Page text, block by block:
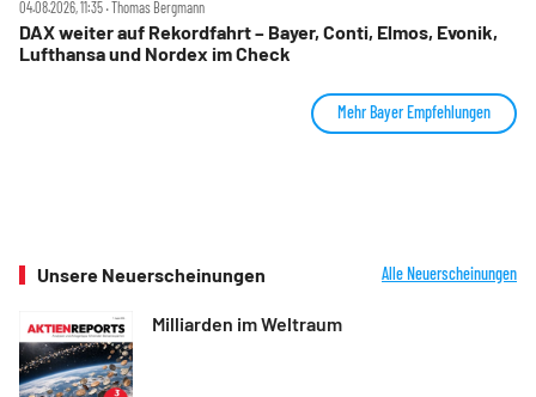
04.08.2026, 11:35 ‧ Thomas Bergmann
DAX weiter auf Rekordfahrt – Bayer, Conti, Elmos, Evonik,
Lufthansa und Nordex im Check
Mehr Bayer Empfehlungen
Unsere Neuerscheinungen Alle Neuerscheinungen
Milliarden im Weltraum